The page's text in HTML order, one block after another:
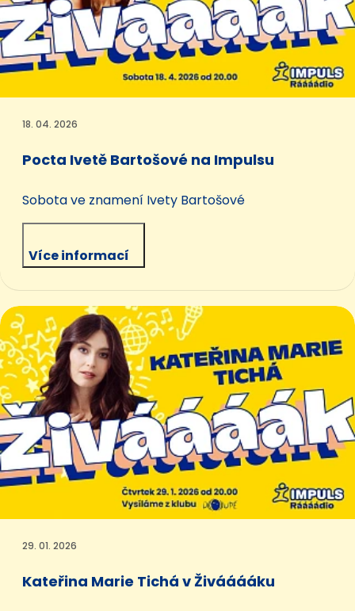
18. 04. 2026
Pocta Ivetě Bartošové na Impulsu
Sobota ve znamení Ivety Bartošové
Více informací
29. 01. 2026
Kateřina Marie Tichá v Živááááku